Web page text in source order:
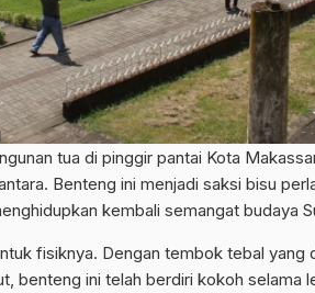
tua di pinggir pantai Kota
Benteng ini menjadi saksi bisu
kembali semangat budaya
fisiknya. Dengan tembok tebal yang
benteng ini telah berdiri kokoh selama